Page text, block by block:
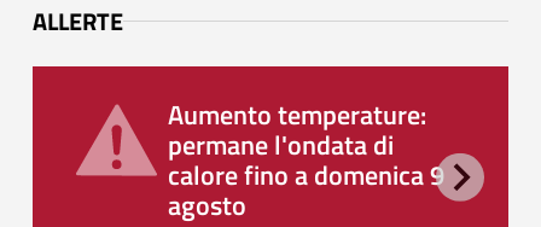
ALLERTE
Aumento temperature:
permane l'ondata di
calore fino a domenica 9
agosto